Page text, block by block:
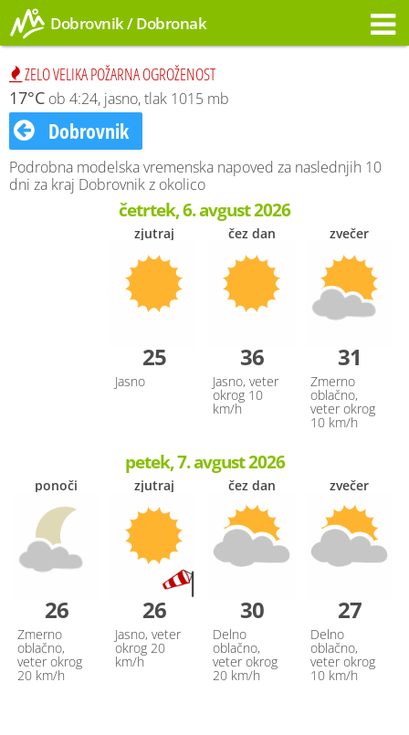
Dobrovnik / Dobronak
ZELO VELIKA POŽARNA OGROŽENOST
17°C ob 4:24, jasno, tlak 1015 mb
Dobrovnik
Podrobna modelska vremenska napoved za naslednjih 10
dni za kraj Dobrovnik z okolico
četrtek, 6. avgust 2026
zjutraj
25
Jasno
čez dan
36
Jasno, veter
okrog 10
km/h
zvečer
31
Zmerno
oblačno,
veter okrog
10 km/h
petek, 7. avgust 2026
ponoči
26
Zmerno
oblačno,
veter okrog
20 km/h
zjutraj
26
Jasno, veter
okrog 20
km/h
čez dan
30
Delno
oblačno,
veter okrog
20 km/h
zvečer
27
Delno
oblačno,
veter okrog
10 km/h